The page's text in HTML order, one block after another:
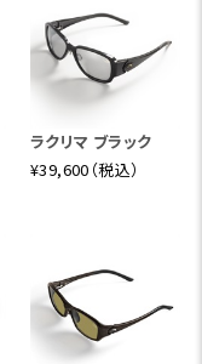
ラクリマ ブラック
¥39,600（税込）